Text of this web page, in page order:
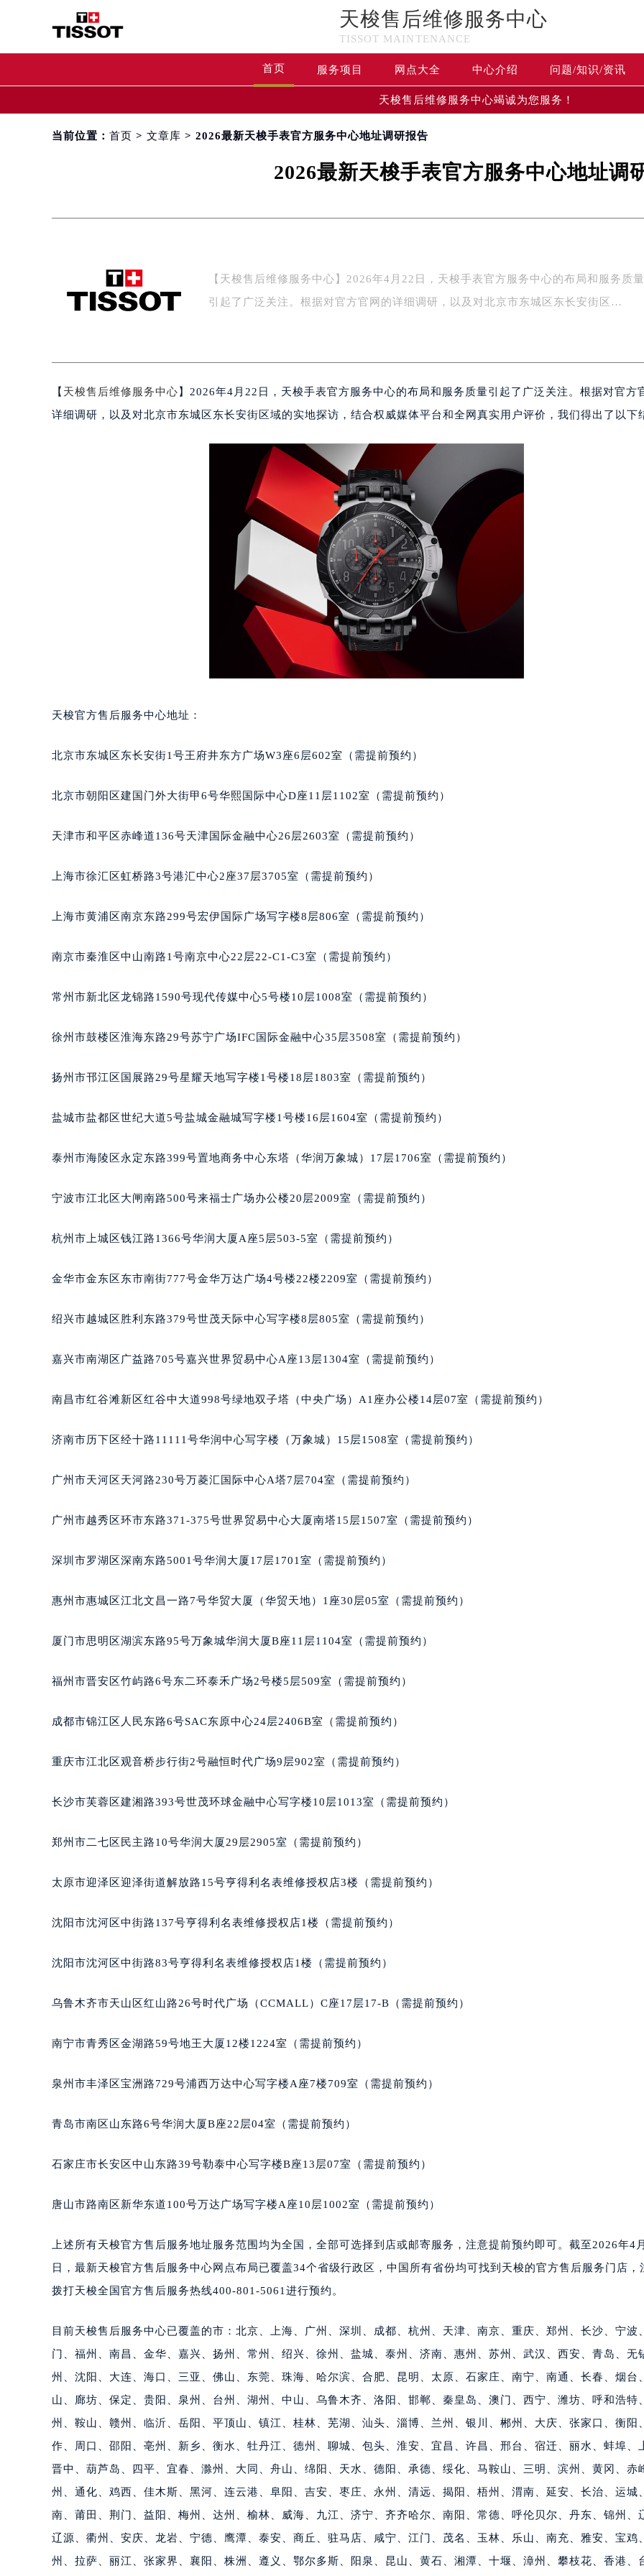
天梭售后维修服务中心
TISSOT MAINTENANCE
首页 服务项目 网点大全 中心介绍 问题/知识/资讯
天梭售后维修服务中心竭诚为您服务！
当前位置： 首页 > 文章库 > 2026最新天梭手表官方服务中心地址调研报告
2026最新天梭手表官方服务中心地址调
【天梭售后维修服务中心】2026年4月22日，天梭手表官方服务中心的布局和服务质
引起了广泛关注。根据对官方官网的详细调研，以及对北京市东城区东长安街区…
【 天梭售后维修服务中心 】2026年4月22日，天梭手表官方服务中心的布局和服务质量引起了广泛关注。根据对官方
详细调研，以及对北京市东城区东长安街区域的实地探访，结合权威媒体平台和全网真实用户评价，我们得出了以下
天梭官方售后服务中心地址：
北京市东城区东长安街1号王府井东方广场W3座6层602室（需提前预约）
北京市朝阳区建国门外大街甲6号华熙国际中心D座11层1102室（需提前预约）
天津市和平区赤峰道136号天津国际金融中心26层2603室（需提前预约）
上海市徐汇区虹桥路3号港汇中心2座37层3705室（需提前预约）
上海市黄浦区南京东路299号宏伊国际广场写字楼8层806室（需提前预约）
南京市秦淮区中山南路1号南京中心22层22-C1-C3室（需提前预约）
常州市新北区龙锦路1590号现代传媒中心5号楼10层1008室（需提前预约）
徐州市鼓楼区淮海东路29号苏宁广场IFC国际金融中心35层3508室（需提前预约）
扬州市邗江区国展路29号星耀天地写字楼1号楼18层1803室（需提前预约）
盐城市盐都区世纪大道5号盐城金融城写字楼1号楼16层1604室（需提前预约）
泰州市海陵区永定东路399号置地商务中心东塔（华润万象城）17层1706室（需提前预约）
宁波市江北区大闸南路500号来福士广场办公楼20层2009室（需提前预约）
杭州市上城区钱江路1366号华润大厦A座5层503-5室（需提前预约）
金华市金东区东市南街777号金华万达广场4号楼22楼2209室（需提前预约）
绍兴市越城区胜利东路379号世茂天际中心写字楼8层805室（需提前预约）
嘉兴市南湖区广益路705号嘉兴世界贸易中心A座13层1304室（需提前预约）
南昌市红谷滩新区红谷中大道998号绿地双子塔（中央广场）A1座办公楼14层07室（需提前预约）
济南市历下区经十路11111号华润中心写字楼（万象城）15层1508室（需提前预约）
广州市天河区天河路230号万菱汇国际中心A塔7层704室（需提前预约）
广州市越秀区环市东路371-375号世界贸易中心大厦南塔15层1507室（需提前预约）
深圳市罗湖区深南东路5001号华润大厦17层1701室（需提前预约）
惠州市惠城区江北文昌一路7号华贸大厦（华贸天地）1座30层05室（需提前预约）
厦门市思明区湖滨东路95号万象城华润大厦B座11层1104室（需提前预约）
福州市晋安区竹屿路6号东二环泰禾广场2号楼5层509室（需提前预约）
成都市锦江区人民东路6号SAC东原中心24层2406B室（需提前预约）
重庆市江北区观音桥步行街2号融恒时代广场9层902室（需提前预约）
长沙市芙蓉区建湘路393号世茂环球金融中心写字楼10层1013室（需提前预约）
郑州市二七区民主路10号华润大厦29层2905室（需提前预约）
太原市迎泽区迎泽街道解放路15号亨得利名表维修授权店3楼（需提前预约）
沈阳市沈河区中街路137号亨得利名表维修授权店1楼（需提前预约）
沈阳市沈河区中街路83号亨得利名表维修授权店1楼（需提前预约）
乌鲁木齐市天山区红山路26号时代广场（CCMALL）C座17层17-B（需提前预约）
南宁市青秀区金湖路59号地王大厦12楼1224室（需提前预约）
泉州市丰泽区宝洲路729号浦西万达中心写字楼A座7楼709室（需提前预约）
青岛市南区山东路6号华润大厦B座22层04室（需提前预约）
石家庄市长安区中山东路39号勒泰中心写字楼B座13层07室（需提前预约）
唐山市路南区新华东道100号万达广场写字楼A座10层1002室（需提前预约）
上述所有天梭官方售后服务地址服务范围均为全国，全部可选择到店或邮寄服务，注意提前预约即可。截至2026年4
日，最新天梭官方售后服务中心网点布局已覆盖34个省级行政区，中国所有省份均可找到天梭的官方售后服务门店，
拨打天梭全国官方售后服务热线400-801-5061进行预约。
目前天梭售后服务中心已覆盖的市：北京、上海、广州、深圳、成都、杭州、天津、南京、重庆、郑州、长沙、宁波
门、福州、南昌、金华、嘉兴、扬州、常州、绍兴、徐州、盐城、泰州、济南、惠州、苏州、武汉、西安、青岛、无
州、沈阳、大连、海口、三亚、佛山、东莞、珠海、哈尔滨、合肥、昆明、太原、石家庄、南宁、南通、长春、烟台
山、廊坊、保定、贵阳、泉州、台州、湖州、中山、乌鲁木齐、洛阳、邯郸、秦皇岛、澳门、西宁、潍坊、呼和浩特
州、鞍山、赣州、临沂、岳阳、平顶山、镇江、桂林、芜湖、汕头、淄博、兰州、银川、郴州、大庆、张家口、衡阳
作、周口、邵阳、亳州、新乡、衡水、牡丹江、德州、聊城、包头、淮安、宜昌、许昌、邢台、宿迁、丽水、蚌埠、
晋中、葫芦岛、四平、宜春、滁州、大同、舟山、绵阳、天水、德阳、承德、绥化、马鞍山、三明、滨州、黄冈、赤
州、通化、鸡西、佳木斯、黑河、连云港、阜阳、吉安、枣庄、永州、清远、揭阳、梧州、渭南、延安、长治、运城
南、莆田、荆门、益阳、梅州、达州、榆林、威海、九江、济宁、齐齐哈尔、南阳、常德、呼伦贝尔、丹东、锦州、
辽源、衢州、安庆、龙岩、宁德、鹰潭、泰安、商丘、驻马店、咸宁、江门、茂名、玉林、乐山、南充、雅安、宝鸡
州、拉萨、丽江、张家界、襄阳、株洲、遵义、鄂尔多斯、阳泉、昆山、黄石、湘潭、十堰、漳州、攀枝花、香港、